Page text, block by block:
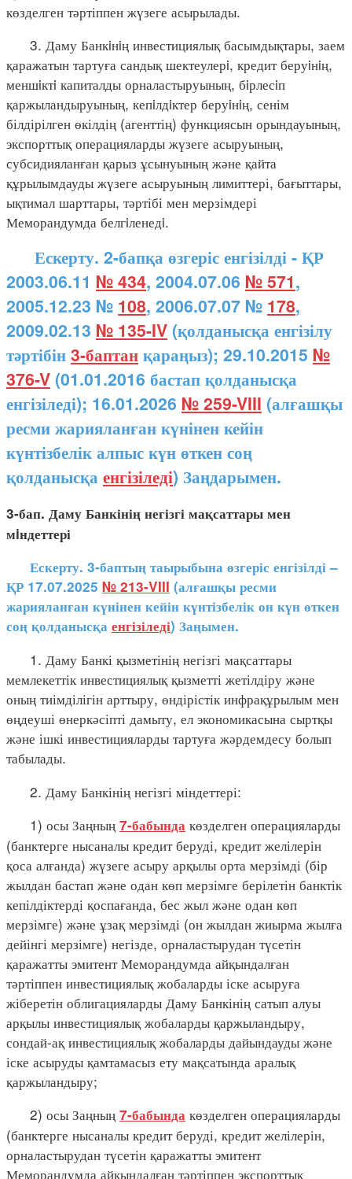
көзделген тәртіппен жүзеге асырылады.
3. Даму Банкiнiң инвестициялық басымдықтары, заем
қаражатын тартуға сандық шектеулерi, кредит беруiнiң,
меншiктi капиталды орналастыруының, бiрлесiп
қаржыландыруының, кепiлдiктер беруiнiң, сенім
білдірілген өкілдің (агенттің) функциясын орындауының,
экспорттық операцияларды жүзеге асыруының,
субсидияланған қарыз ұсынуының және қайта
құрылымдауды жүзеге асыруының лимиттері, бағыттары,
ықтимал шарттары, тәртібі мен мерзімдері
Меморандумда белгiленедi.
Ескерту. 2-бапқа өзгеріс енгізілді - ҚР
2003.06.11 № 434, 2004.07.06 № 571,
2005.12.23 № 108, 2006.07.07 № 178,
2009.02.13 № 135-IV (қолданысқа енгізілу
тәртібін3-баптанқараңыз); 29.10.2015 №
376-V (01.01.2016 бастап қолданысқа
енгізіледі); 16.01.2026 № 259-VIII (алғашқы
ресми жарияланған күнінен кейін
күнтізбелік алпыс күн өткен соң
қолданысқа енгізіледі) Заңдарымен.
3-бап. Даму Банкінің негізгі мақсаттары мен
мiндеттері
Ескерту. 3-баптың таырыбына өзгеріс енгізілді –
ҚР 17.07.2025 № 213-VIII (алғашқы ресми
жарияланған күнінен кейін күнтізбелік он күн өткен
соң қолданысқа енгізіледі) Заңымен.
1. Даму Банкі қызметінің негізгі мақсаттары
мемлекеттік инвестициялық қызметті жетілдіру және
оның тиімділігін арттыру, өндірістік инфрақұрылым мен
өңдеуші өнеркәсіпті дамыту, ел экономикасына сыртқы
және ішкі инвестицияларды тартуға жәрдемдесу болып
табылады.
2. Даму Банкінің негізгі міндеттері:
1) осы Заңның 7-бабында көзделген операцияларды
(банктерге нысаналы кредит беруді, кредит желілерін
қоса алғанда) жүзеге асыру арқылы орта мерзімді (бір
жылдан бастап және одан көп мерзімге берілетін банктік
кепілдіктерді қоспағанда, бес жыл және одан көп
мерзімге) және ұзақ мерзімді (он жылдан жиырма жылға
дейінгі мерзімге) негізде, орналастырудан түсетін
қаражатты эмитент Меморандумда айқындалған
тәртіппен инвестициялық жобаларды іске асыруға
жіберетін облигацияларды Даму Банкінің сатып алуы
арқылы инвестициялық жобаларды қаржыландыру,
сондай-ақ инвестициялық жобаларды дайындауды және
іске асыруды қамтамасыз ету мақсатында аралық
қаржыландыру;
2) осы Заңның 7-бабында көзделген операцияларды
(банктерге нысаналы кредит беруді, кредит желілерін,
орналастырудан түсетін қаражатты эмитент
Меморандумда айқындалған тәртіппен экспорттық